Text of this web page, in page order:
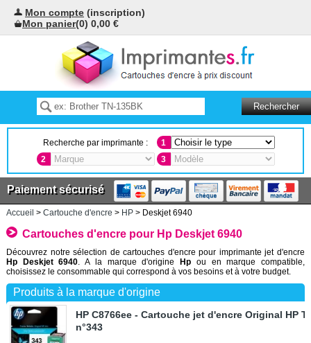
Mon compte (inscription)
Mon panier(0) 0,00 €
Recherche par imprimante :
1
2
3
Paiement sécurisé
Accueil > Cartouche d'encre > HP> Deskjet 6940
Cartouches d'encre pour Hp Deskjet 6940
Découvrez notre sélection de cartouches d'encre pour imprimante jet d'encre
Hp Deskjet 6940 . A la marque d'origineHp ou en marque compatible,
choisissez le consommable qui correspond à vos besoins et à votre budget.
Produits à la marque d'origine
HP C8766ee - Cartouche jet d'encre Original HP
n°343